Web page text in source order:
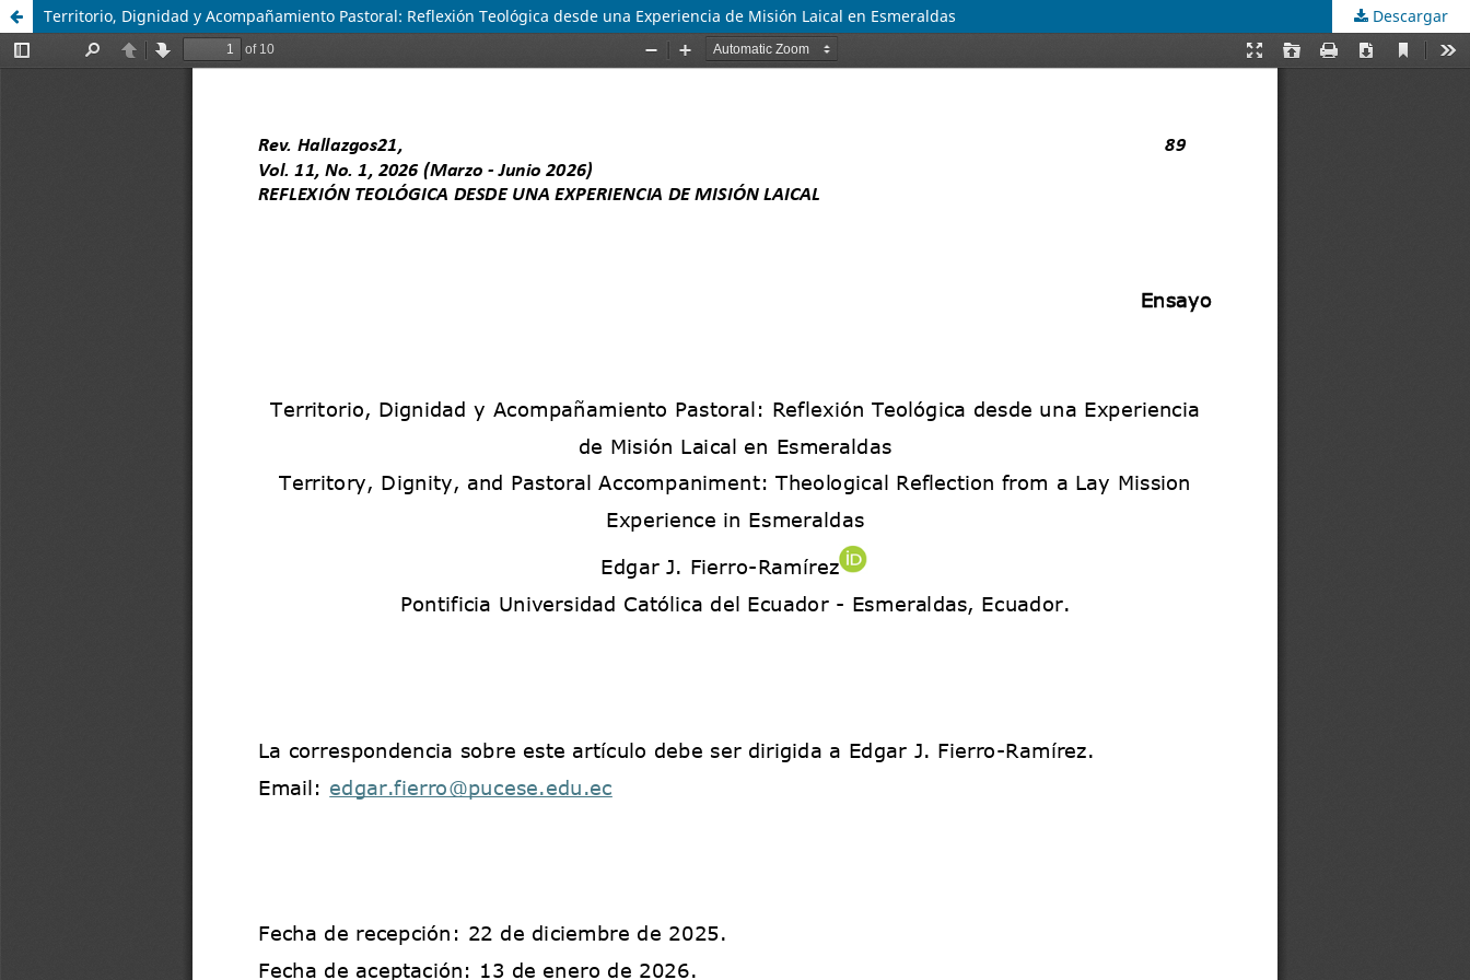
Territorio, Dignidad y Acompañamiento Pastoral: Reflexión Teológica desde una Experiencia de Misión Laical en Esmeraldas Descargar